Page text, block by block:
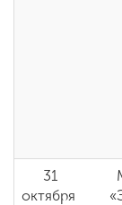
31
октября